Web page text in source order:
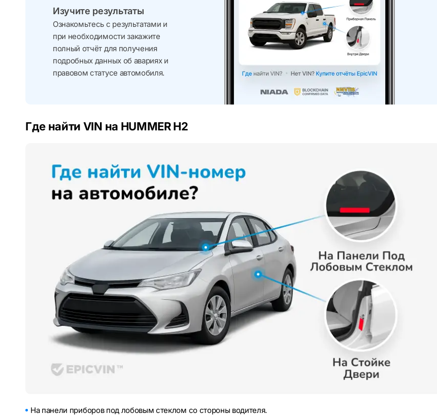
Изучите результаты
Ознакомьтесь с результатами и
при необходимости закажите
полный отчёт для получения
подробных данных об авариях и
правовом статусе автомобиля.
Где найти VIN на HUMMER H2
На панели приборов под лобовым стеклом со стороны водителя.